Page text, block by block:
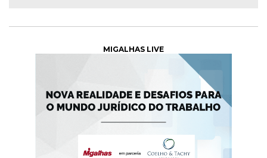
MIGALHAS LIVE